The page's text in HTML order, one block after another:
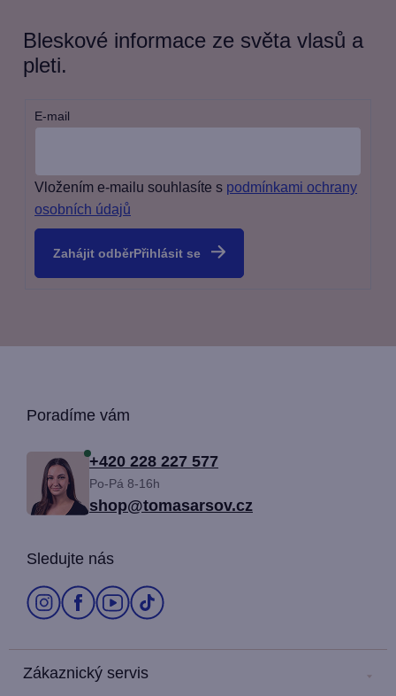
Bleskové informace ze světa vlasů a
pleti.
E-mail
Vložením e-mailu souhlasíte s podmínkami ochrany
osobních údajů
Přihlásit se
Poradíme vám
+420 228 227 577
Po-Pá 8-16h
shop@tomasarsov.cz
Sledujte nás
Zákaznický servis